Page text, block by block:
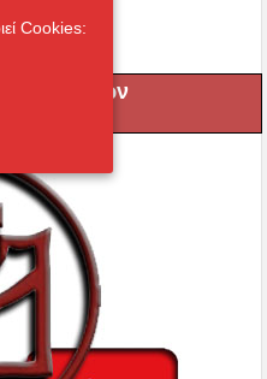
Ακολουθιών
Cookies: